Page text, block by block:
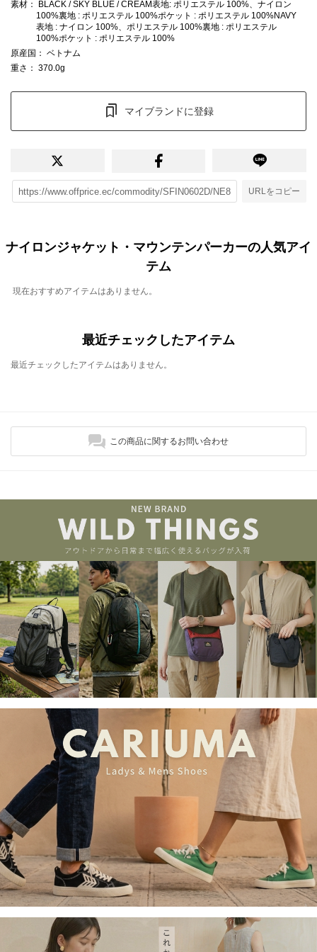
素材 ： BLACK / SKY BLUE / CREAM表地: ポリエステル 100%、ナイロン
100%裏地 : ポリエステル 100%ポケット : ポリエステル 100%NAVY
表地 : ナイロン 100%、ポリエステル 100%裏地 : ポリエステル
100%ポケット : ポリエステル 100%
原産国 ： ベトナム
重さ ： 370.0g
マイブランドに登録
URLをコピー
ナイロンジャケット・マウンテンパーカーの人気アイ
テム
現在おすすめアイテムはありません。
最近チェックしたアイテム
最近チェックしたアイテムはありません。
この商品に関するお問い合わせ